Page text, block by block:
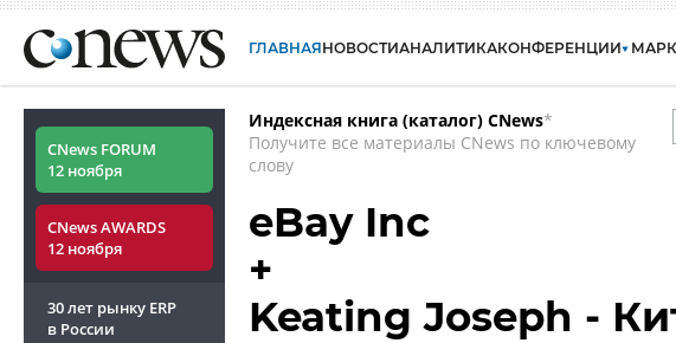
ГЛАВНАЯНОВОСТИАНАЛИТИКАКОНФЕРЕНЦИИ
CNews FORUM
12 ноября
CNews AWARDS
12 ноября
30 лет рынку ERP
в России
Индексная книга (каталог) CNews*
Получите все материалы CNews по ключевому
слову
eBay Inc
+
Keating Joseph -